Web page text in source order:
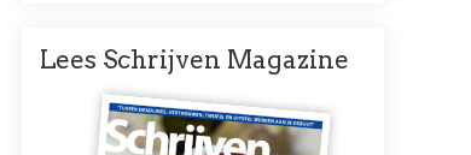
Lees Schrijven Magazine
Afbeelding